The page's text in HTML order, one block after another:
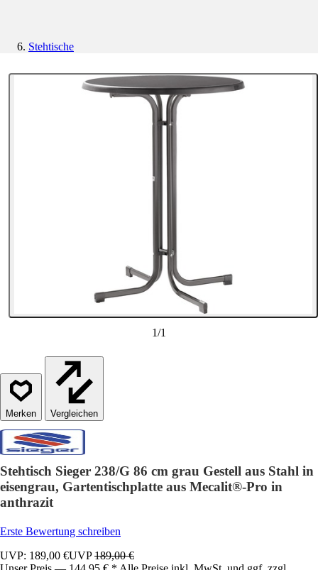
Stehtische
1/1
Vergleichen
Stehtisch Sieger 238/G 86 cm grau Gestell aus Stahl in
eisengrau, Gartentischplatte aus Mecalit®-Pro in
anthrazit
Erste Bewertung schreiben
UVP: 189,00 €UVP189,00 €